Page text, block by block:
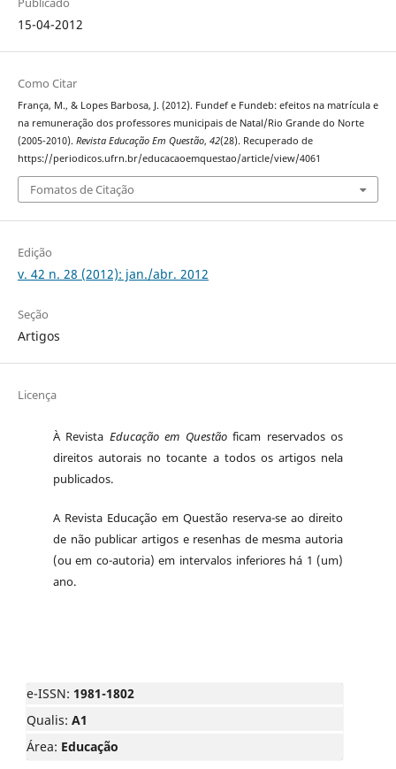
15-04-2012
Como Citar
França, M., & Lopes Barbosa, J. (2012). Fundef e Fundeb: efeitos na matrícula e
na remuneração dos professores municipais de Natal/Rio Grande do Norte
(2005-2010). Revista Educação Em Questão, 42(28). Recuperado de
https://periodicos.ufrn.br/educacaoemquestao/article/view/4061
Fomatos de Citação
Edição
v. 42 n. 28 (2012): jan./abr. 2012
Seção
Artigos
Licença
À Revista Educação em Questãoficam reservados os
direitos autorais no tocante a todos os artigos nela
publicados.
A Revista Educação em Questão reserva-se ao direito
de não publicar artigos e resenhas de mesma autoria
(ou em co-autoria) em intervalos inferiores há 1 (um)
ano.
e-ISSN: 1981-1802
Qualis: A1
Área: Educação